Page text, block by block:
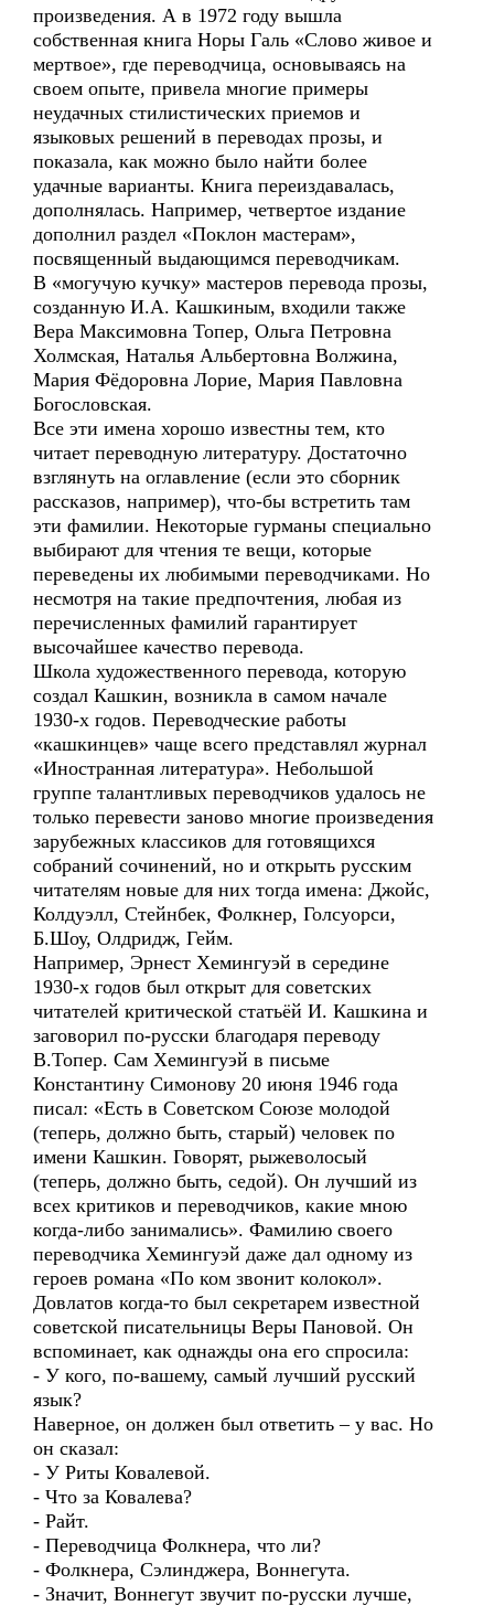
произведения. А в 1972 году вышла
собственная книга Норы Галь «Слово живое и
мертвое», где переводчица, основываясь на
своем опыте, привела многие примеры
неудачных стилистических приемов и
языковых решений в переводах прозы, и
показала, как можно было найти более
удачные варианты. Книга переиздавалась,
дополнялась. Например, четвертое издание
дополнил раздел «Поклон мастерам»,
посвященный выдающимся переводчикам.
В «могучую кучку» мастеров перевода прозы,
созданную И.А. Кашкиным, входили также
Вера Максимовна Топер, Ольга Петровна
Холмская, Наталья Альбертовна Волжина,
Мария Фёдоровна Лорие, Мария Павловна
Богословская.
Все эти имена хорошо известны тем, кто
читает переводную литературу. Достаточно
взглянуть на оглавление (если это сборник
рассказов, например), что-бы встретить там
эти фамилии. Некоторые гурманы специально
выбирают для чтения те вещи, которые
переведены их любимыми переводчиками. Но
несмотря на такие предпочтения, любая из
перечисленных фамилий гарантирует
высочайшее качество перевода.
Школа художественного перевода, которую
создал Кашкин, возникла в самом начале
1930-х годов. Переводческие работы
«кашкинцев» чаще всего представлял журнал
«Иностранная литература». Небольшой
группе талантливых переводчиков удалось не
только перевести заново многие произведения
зарубежных классиков для готовящихся
собраний сочинений, но и открыть русским
читателям новые для них тогда имена: Джойс,
Колдуэлл, Стейнбек, Фолкнер, Голсуорси,
Б.Шоу, Олдридж, Гейм.
Например, Эрнест Хемингуэй в середине
1930-х годов был открыт для советских
читателей критической статьёй И. Кашкина и
заговорил по-русски благодаря переводу
В.Топер. Сам Хемингуэй в письме
Константину Симонову 20 июня 1946 года
писал: «Есть в Советском Союзе молодой
(теперь, должно быть, старый) человек по
имени Кашкин. Говорят, рыжеволосый
(теперь, должно быть, седой). Он лучший из
всех критиков и переводчиков, какие мною
когда-либо занимались». Фамилию своего
переводчика Хемингуэй даже дал одному из
героев романа «По ком звонит колокол».
Довлатов когда-то был секретарем известной
советской писательницы Веры Пановой. Он
вспоминает, как однажды она его спросила:
- У кого, по-вашему, самый лучший русский
язык?
Наверное, он должен был ответить – у вас. Но
он сказал:
- У Риты Ковалевой.
- Что за Ковалева?
- Райт.
- Переводчица Фолкнера, что ли?
- Фолкнера, Сэлинджера, Воннегута.
- Значит, Воннегут звучит по-русски лучше,